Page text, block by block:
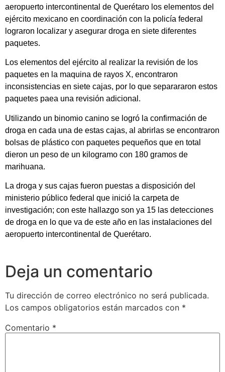
aeropuerto intercontinental de Querétaro los elementos del
ejército mexicano en coordinación con la policía federal
lograron localizar y asegurar droga en siete diferentes
paquetes.
Los elementos del ejército al realizar la revisión de los
paquetes en la maquina de rayos X, encontraron
inconsistencias en siete cajas, por lo que separararon estos
paquetes paea una revisión adicional.
Utilizando un binomio canino se logró la confirmación de
droga en cada una de estas cajas, al abrirlas se encontraron
bolsas de plástico con paquetes pequeños que en total
dieron un peso de un kilogramo con 180 gramos de
marihuana.
La droga y sus cajas fueron puestas a disposición del
ministerio público federal que inició la carpeta de
investigación; con este hallazgo son ya 15 las detecciones
de droga en lo que va de este año en las instalaciones del
aeropuerto intercontinental de Querétaro.
Deja un comentario
Tu dirección de correo electrónico no será publicada.
Los campos obligatorios están marcados con *
Comentario *